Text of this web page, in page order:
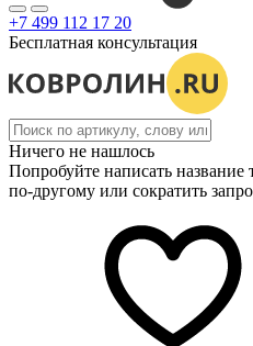
+7 499 112 17 20
Бесплатная консультация
Ничего не нашлось
Попробуйте написать название
по-другому или сократить